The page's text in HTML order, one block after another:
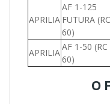
APRILIA
AF 1-125
FUTURA (RC
60)
APRILIA
AF 1-50 (RC
60)
O